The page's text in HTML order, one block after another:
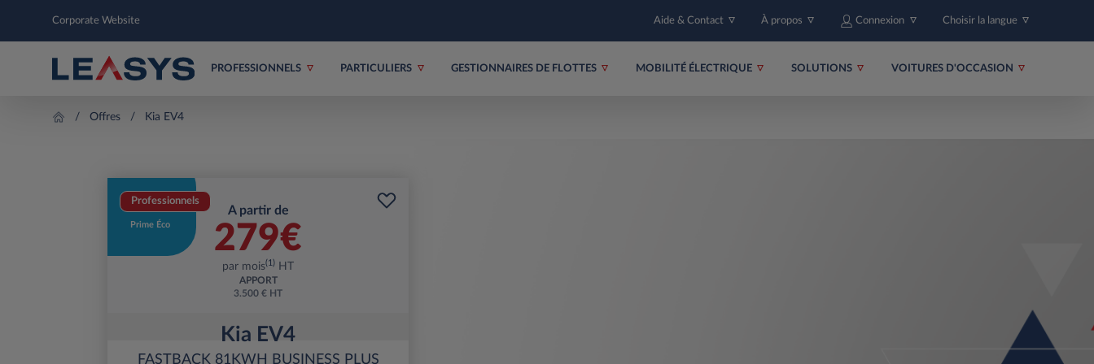
Corporate Website Aide & Contact À propos Connexion Choisir la langue
PROFESSIONNELS PARTICULIERS GESTIONNAIRES DE FLOTTES MOBILITÉ ÉLECTRIQUE SOLUTIONS VOITURES D'OCCASION
Offres Kia EV4
Professionnels
Prime Éco
A partir de
279€
par mois(1) HT
APPORT
3.500 € HT
Kia EV4
FASTBACK 81KWH BUSINESS PLUS